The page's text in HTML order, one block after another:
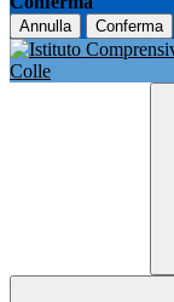
Annulla Conferma